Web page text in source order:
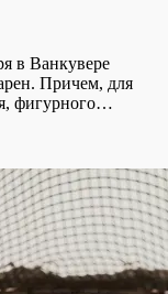
в Ванкувере
Причем, для
фигурного…